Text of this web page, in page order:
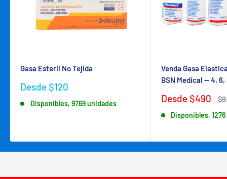
Gasa Esteril No Tejida
Precio
venta
Desde $120
Disponibles, 9769 unidades
Venda Gasa
BSN Medical — 4, 6,
Precio
venta
Desde $490
Disponibles,